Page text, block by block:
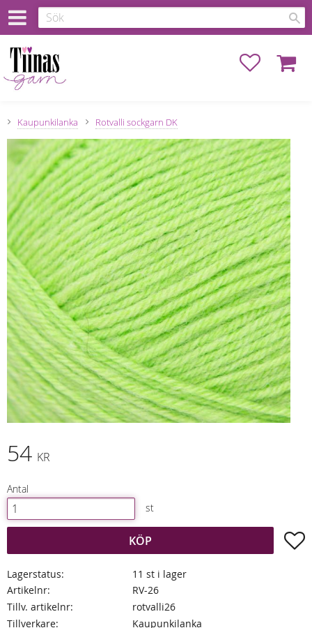
Favoriter
Kaupunkilanka Rotvalli sockgarn DK
54 KR
Antal
st
KÖP
Lagerstatus
11 st i lager
Artikelnr
RV-26
Tillv. artikelnr
rotvalli26
Tillverkare
Kaupunkilanka